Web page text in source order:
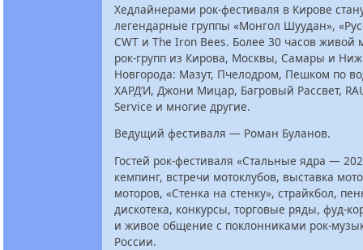
Хедлайнерами рок-фестиваля в Кирове
легендарные группы «Монгол Шуудан»,
CWT и The Iron Bees. Более 30 часов живой
рок-групп из Кирова, Москвы, Самары и
Новгорода: Мазут, Пчелодром, Пешком по
ХАРД’И, Джони Мицар, Багровый Рассвет,
Service и многие другие.
Ведущий фестиваля — Роман Буланов.
Гостей рок-фестиваля «Стальные ядра —
кемпинг, встречи мотоклубов, выставка
моторов, «Стенка на стенку», страйкбол,
дискотека, конкурсы, торговые ряды, фуд-
и живое общение с поклонниками рок-
России.